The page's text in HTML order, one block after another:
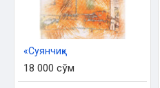
«Суянчиқ»
18 000 сўм